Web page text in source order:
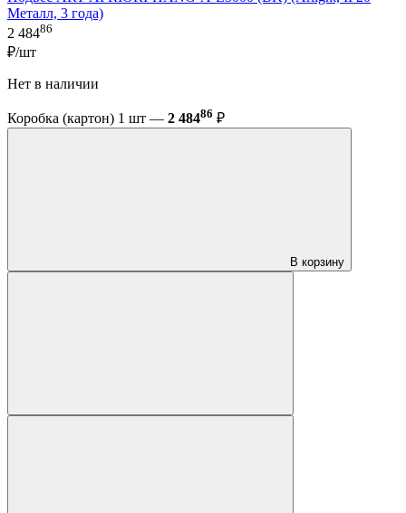
Металл, 3 года)
2 48486
₽/шт
Нет в наличии
Коробка (картон) 1 шт — 2 48486 ₽
В корзину